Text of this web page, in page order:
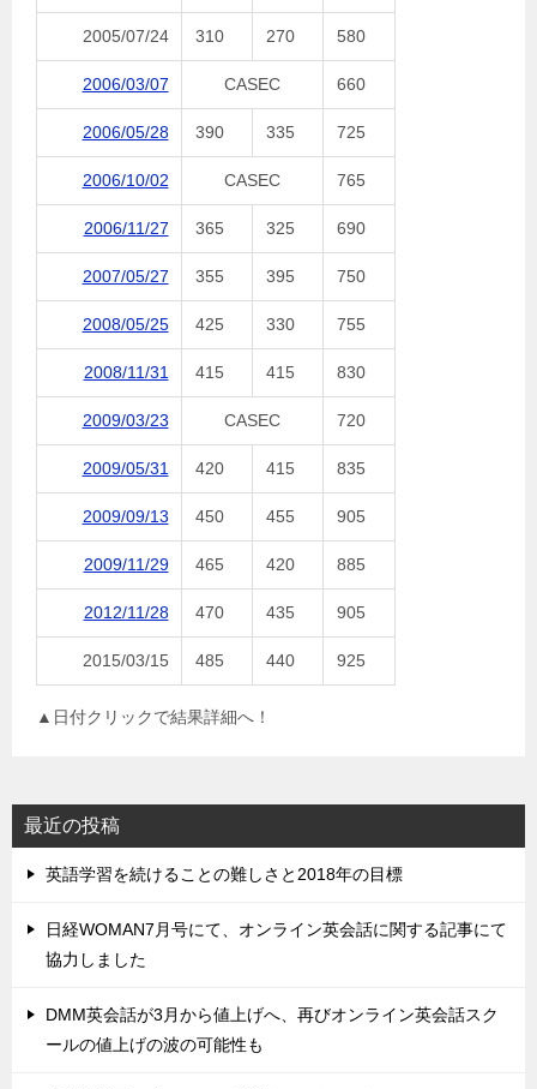
2005/07/24 310 270 580
2006/03/07 CASEC 660
2006/05/28 390 335 725
2006/10/02 CASEC 765
2006/11/27 365 325 690
2007/05/27 355 395 750
2008/05/25 425 330 755
2008/11/31 415 415 830
2009/03/23 CASEC 720
2009/05/31 420 415 835
2009/09/13 450 455 905
2009/11/29 465 420 885
2012/11/28 470 435 905
2015/03/15 485 440 925
▲日付クリックで結果詳細へ！
最近の投稿
英語学習を続けることの難しさと2018年の目標
日経WOMAN7月号にて、オンライン英会話に関する記事にて
協力しました
DMM英会話が3月から値上げへ、再びオンライン英会話スク
ールの値上げの波の可能性も